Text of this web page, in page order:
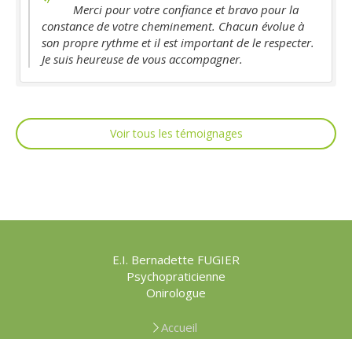
Merci pour votre confiance et bravo pour la
constance de votre cheminement. Chacun évolue à
son propre rythme et il est important de le respecter.
Je suis heureuse de vous accompagner.
Voir tous les témoignages
E.I. Bernadette FUGIER
Psychopraticienne
Onirologue
Accueil